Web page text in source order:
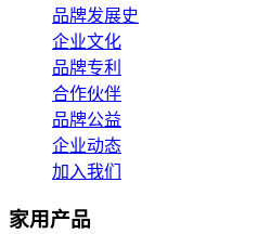
品牌发展史
企业文化
品牌专利
合作伙伴
品牌公益
企业动态
加入我们
家用产品